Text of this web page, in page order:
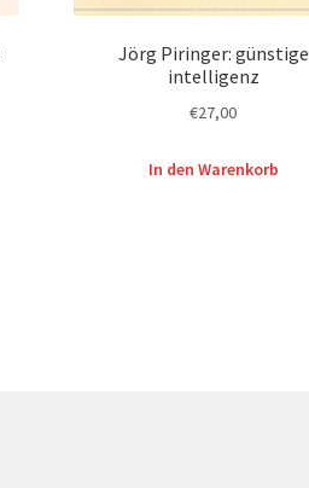
Jörg Piringer: günstige
intelligenz
€27,00
In den Warenkorb